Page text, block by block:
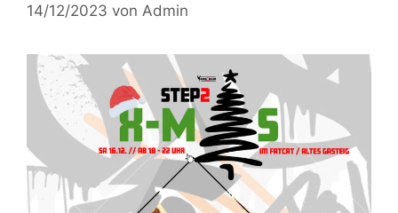
14/12/2023 von Admin